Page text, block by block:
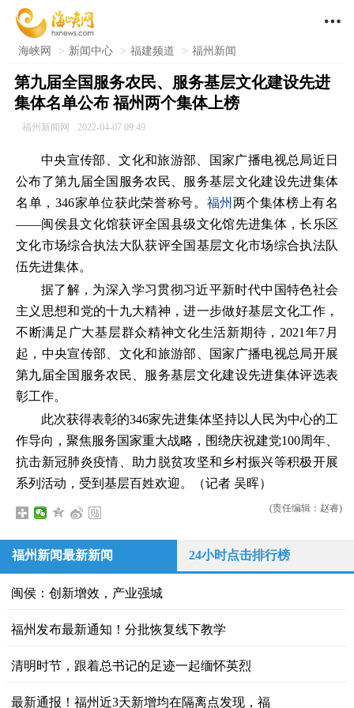

海峡网 > 新闻中心 > 福建频道 > 福州新闻
第九届全国服务农民、服务基层文化建设先进
集体名单公布 福州两个集体上榜
福州新闻网 2022-04-07 09:49
中央宣传部、文化和旅游部、国家广播电视总局近日
公布了第九届全国服务农民、服务基层文化建设先进集体
名单，346家单位获此荣誉称号。 福州两个集体榜上有名
——闽侯县文化馆获评全国县级文化馆先进集体，长乐区
文化市场综合执法大队获评全国基层文化市场综合执法队
伍先进集体。
据了解，为深入学习贯彻习近平新时代中国特色社会
主义思想和党的十九大精神，进一步做好基层文化工作，
不断满足广大基层群众精神文化生活新期待，2021年7月
起，中央宣传部、文化和旅游部、国家广播电视总局开展
第九届全国服务农民、服务基层文化建设先进集体评选表
彰工作。
此次获得表彰的346家先进集体坚持以人民为中心的工
作导向，聚焦服务国家重大战略，围绕庆祝建党100周年、
抗击新冠肺炎疫情、助力脱贫攻坚和乡村振兴等积极开展
系列活动，受到基层百姓欢迎。（记者 吴晖）
(责任编辑：赵睿)
福州新闻最新新闻 24小时点击排行榜
闽侯：创新增效，产业强城
福州发布最新通知！分批恢复线下教学
清明时节，跟着总书记的足迹一起缅怀英烈
最新通报！福州近3天新增均在隔离点发现，福